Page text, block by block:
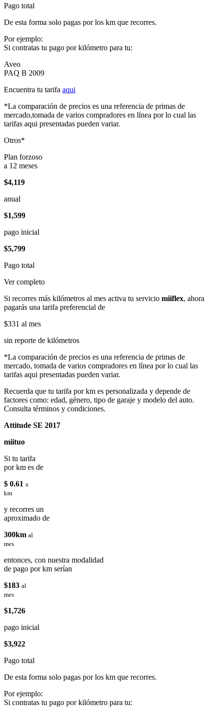
Pago total
De esta forma solo pagas por los km que recorres.
Por ejemplo:
Si contratas tu pago por kilómetro para tu:
Aveo
PAQ B 2009
Encuentra tu tarifa aqui
*La comparación de precios es una referencia de primas de
mercado,tomada de varios compradores en línea por lo cual las
tarifas aqui presentadas pueden variar.
Otros*
Plan forzoso
a 12 meses
$4,119
anual
$1,599
pago inicial
$5,799
Pago total
Ver completo
Si recorres más kilómetros al mes activa tu servicio miiflex, ahora
pagarás una tarifa preferencial de
$331 al mes
sin reporte de kilómetros
*La comparación de precios es una referencia de primas de
mercado, tomada de varios compradores en línea por lo cual las
tarifas aqui presentadas pueden variar.
Recuerda que tu tarifa por km es personalizada y depende de
factores como: edad, género, tipo de garaje y modelo del auto.
Consulta términos y condiciones.
Attitude SE 2017
miituo
Si tu tarifa
por km es de
$ 0.61 x
km
y recorres un
aproximado de
300km al
mes
entonces, con nuestra modalidad
de pago por km serían
$183 al
mes
$1,726
pago inicial
$3,922
Pago total
De esta forma solo pagas por los km que recorres.
Por ejemplo:
Si contratas tu pago por kilómetro para tu: